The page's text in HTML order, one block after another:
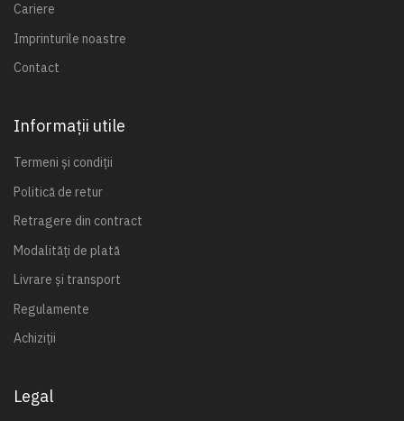
Cariere
Imprinturile noastre
Contact
Informații utile
Termeni și condiții
Politică de retur
Retragere din contract
Modalități de plată
Livrare și transport
Regulamente
Achiziții
Legal